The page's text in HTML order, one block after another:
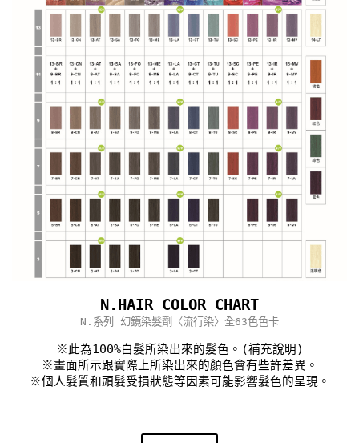
N.HAIR COLOR CHART
N.系列 幻鏡染髮劑〈流行染〉全63色色卡
※此為100%白髮所染出來的髮色。(補充說明)
※畫面所示跟實際上所染出來的顏色會有些許差異。
※個人髮質和頭髮受損狀態等因素可能影響髮色的呈現。